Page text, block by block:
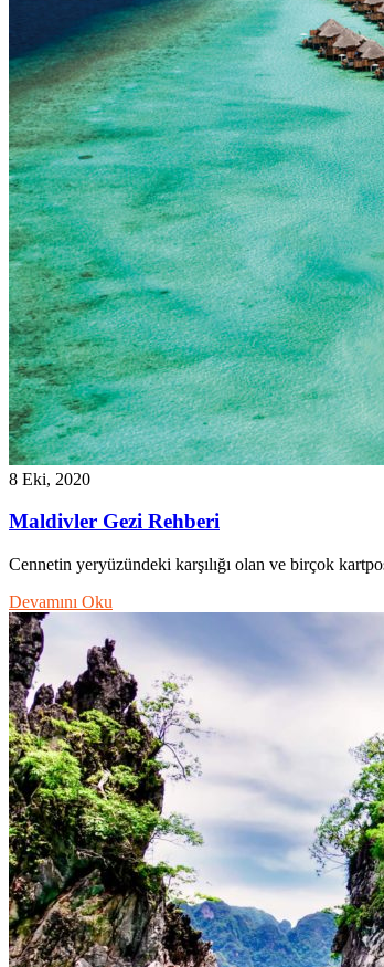
8 Eki, 2020
Maldivler Gezi Rehberi
Cennetin yeryüzündeki karşılığı olan ve birçok
Devamını Oku